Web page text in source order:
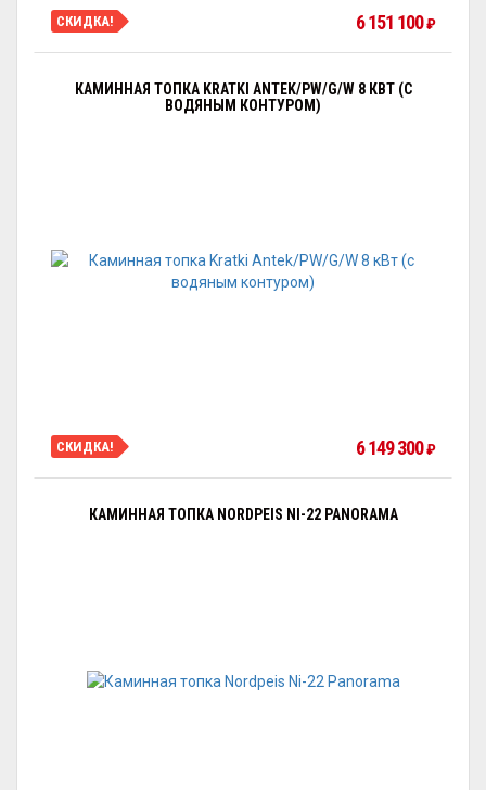
СКИДКА! 6 151 100₽
КАМИННАЯ ТОПКА KRATKI ANTEK/PW/G/W 8 КВТ (С
ВОДЯНЫМ КОНТУРОМ)
СКИДКА! 6 149 300₽
КАМИННАЯ ТОПКА NORDPEIS NI-22 PANORAMA